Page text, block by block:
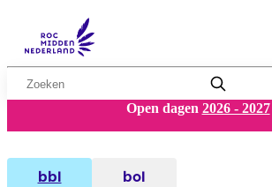
Zoekwoord
Open dagen 2026 - 2027
bbl bol